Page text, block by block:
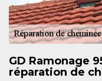
GD Ramonage
réparation de